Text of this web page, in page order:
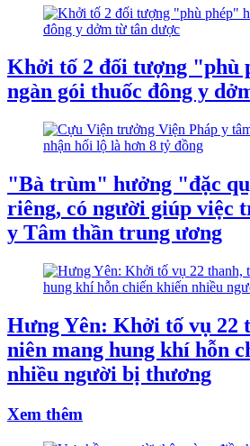
Khởi tố 2 đối tượng "phù
ngàn gói thuốc đông y
"Bà trùm" hưởng "đặc
riêng, có người giúp việc
y Tâm thần trung ương
Hưng Yên: Khởi tố vụ 22
niên mang hung khí hỗn
nhiều người bị thương
Xem thêm